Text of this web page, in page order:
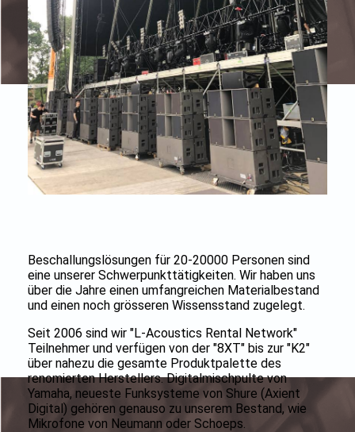
Beschallungslösungen für 20-20000 Personen sind
eine unserer Schwerpunkttätigkeiten. Wir haben uns
über die Jahre einen umfangreichen Materialbestand
und einen noch grösseren Wissensstand zugelegt.
Seit 2006 sind wir "L-Acoustics Rental Network"
Teilnehmer und verfügen von der "8XT" bis zur "K2"
über nahezu die gesamte Produktpalette des
renomierten Herstellers. Digitalmischpulte von
Yamaha, neueste Funksysteme von Shure (Axient
Digital) gehören genauso zu unserem Bestand, wie
Mikrofone von Neumann oder Schoeps.